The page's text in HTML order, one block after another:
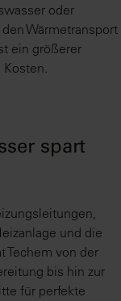
oder
Wärmetransport
ein größerer
Kosten.
spart
und die
Techem von der
bis hin zur
für perfekte